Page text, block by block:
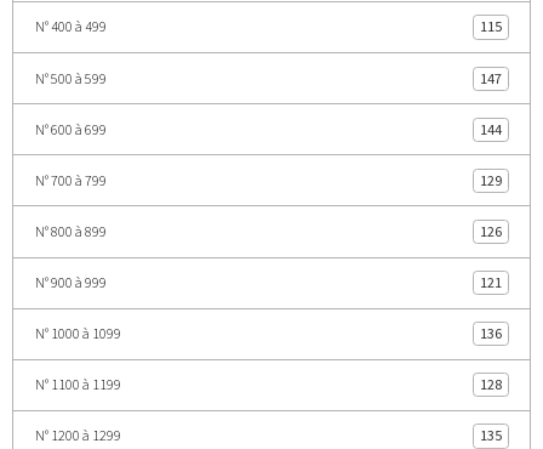
N° 400 à 499 115
N° 500 à 599 147
N° 600 à 699 144
N° 700 à 799 129
N° 800 à 899 126
N° 900 à 999 121
N° 1000 à 1099 136
N° 1100 à 1199 128
N° 1200 à 1299 135